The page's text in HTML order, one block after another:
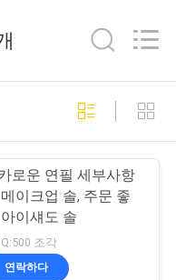
이크
99
로운 연필 세부사항
이크업 솔, 주문 좋
이섀도 솔
조각
연락하다